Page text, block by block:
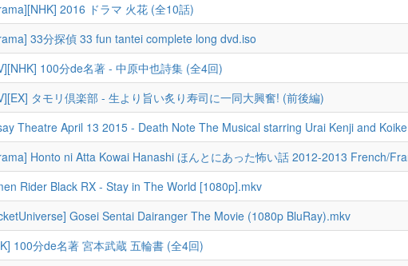
2016 ドラマ 火花 (全10話)
33分探偵 33 fun tantei complete long dvd.iso
100分de名著 - 中原中也詩集 (全4回)
タモリ倶楽部 - 生より旨い炙り寿司に一同大興奮! (前後編)
Theatre April 13 2015 - Death Note The Musical starring Urai Kenji and Koike Teppei [1080px264].mkv
Rider Black RX - Stay in The World [1080p].mkv
Gosei Sentai Dairanger The Movie (1080p BluRay).mkv
100分de名著 宮本武蔵 五輪書 (全4回)